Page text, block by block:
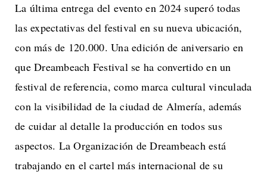
La última entrega del evento en 2024 superó todas
las expectativas del festival en su nueva ubicación,
con más de 120.000. Una edición de aniversario en
que Dreambeach Festival se ha convertido en un
festival de referencia, como marca cultural vinculada
con la visibilidad de la ciudad de Almería, además
de cuidar al detalle la producción en todos sus
aspectos. La Organización de Dreambeach está
trabajando en el cartel más internacional de su